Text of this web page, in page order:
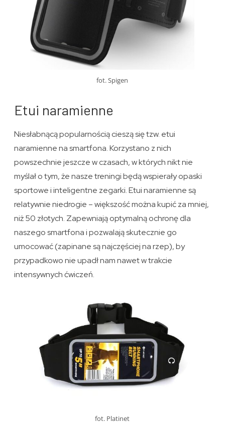
fot. Spigen
Etui naramienne
Niesłabnącą popularnością cieszą się tzw. etui
naramienne na smartfona. Korzystano z nich
powszechnie jeszcze w czasach, w których nikt nie
myślał o tym, że nasze treningi będą wspierały opaski
sportowe i inteligentne zegarki. Etui naramienne są
relatywnie niedrogie – większość można kupić za mniej,
niż 50 złotych. Zapewniają optymalną ochronę dla
naszego smartfona i pozwalają skutecznie go
umocować (zapinane są najczęściej na rzep), by
przypadkowo nie upadł nam nawet w trakcie
intensywnych ćwiczeń.
fot. Platinet